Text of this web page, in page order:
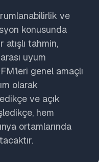
ve
konusunda
atışlı tahmin,
uyum
genel amaçlı
olarak
ve açık
hem
ortamlarında